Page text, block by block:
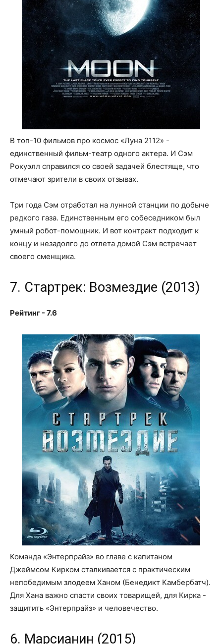
В топ-10 фильмов про космос «Луна 2112» -
единственный фильм-театр одного актера. И Сэм
Рокуэлл справился со своей задачей блестяще, что
отмечают зрители в своих отзывах.
Три года Сэм отработал на лунной станции по добыче
редкого газа. Единственным его собеседником был
умный робот-помощник. И вот контракт подходит к
концу и незадолго до отлета домой Сэм встречает
своего сменщика.
7. Стартрек: Возмездие (2013)
Рейтинг - 7.6
Команда «Энтерпрайз» во главе с капитаном
Джеймсом Кирком сталкивается с практическим
непобедимым злодеем Ханом (Бенедикт Камбербатч).
Для Хана важно спасти своих товарищей, для Кирка -
защитить «Энтерпрайз» и человечество.
6. Марсианин (2015)